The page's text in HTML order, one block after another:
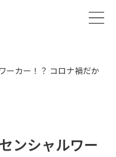
ーカー！？ コロナ禍だか
ンシャルワー